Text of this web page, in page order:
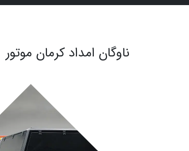
ناوگان امداد کرمان موتور